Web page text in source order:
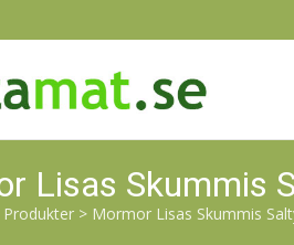
Lisas Skummis
Produkter > Mormor Lisas Skummis